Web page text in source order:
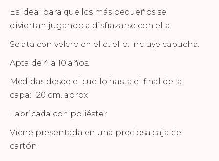
Es ideal para que los más pequeños se
diviertan jugando a disfrazarse con ella.
Se ata con velcro en el cuello. Incluye capucha.
Apta de 4 a 10 años.
Medidas desde el cuello hasta el final de la
capa: 120 cm. aprox.
Fabricada con poliéster.
Viene presentada en una preciosa caja de
cartón.